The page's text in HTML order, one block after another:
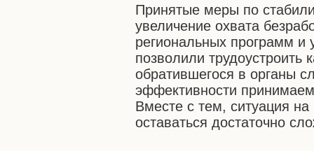
Принятые меры по
увеличение охвата
региональных программ и
позволили трудоустроить
обратившегося в органы
эффективности
Вместе с тем, ситуация
оставаться достаточно